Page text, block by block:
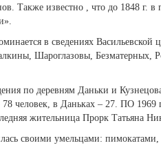
Также известно , что до 1848 г.
в сведениях Васильевской
Шароглазовы,
по деревням Даньки и
человек, в Даньках – 27. ПО 1969
жительница Прорк Татьяна
своими умельцами: